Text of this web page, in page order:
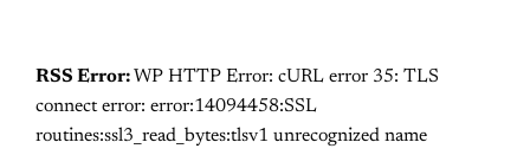
RSS Error: WP HTTP Error: cURL error 35: TLS
connect error: error:14094458:SSL
routines:ssl3_read_bytes:tlsv1 unrecognized name